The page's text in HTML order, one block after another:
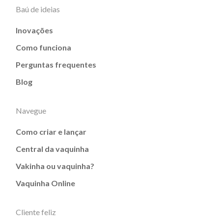
Baú de ideias
Inovações
Como funciona
Perguntas frequentes
Blog
Navegue
Como criar e lançar
Central da vaquinha
Vakinha ou vaquinha?
Vaquinha Online
Cliente feliz